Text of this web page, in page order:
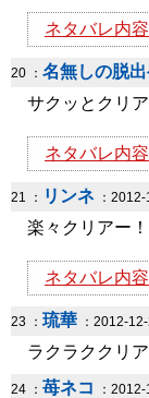
ネタバレ内
20 ： 名無しの脱
サクッとクリ
ネタバレ内
21 ： リンネ ：
楽々クリアー！
ネタバレ内
23 ： 琉華 ：2012-
ラクラククリア
24 ： 苺ネコ ：